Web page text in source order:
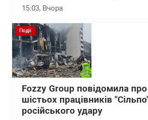
15:03, Вчора
Події
Fozzy Group повідомила
шістьох працівників
російського удару